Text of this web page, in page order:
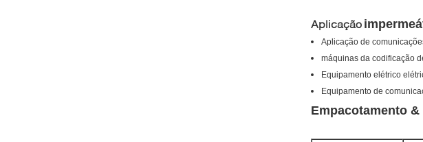
Aplicação
Aplicação de
máquinas da codificação
Equipamento elétrico
Equipamento de
Empacotamento &